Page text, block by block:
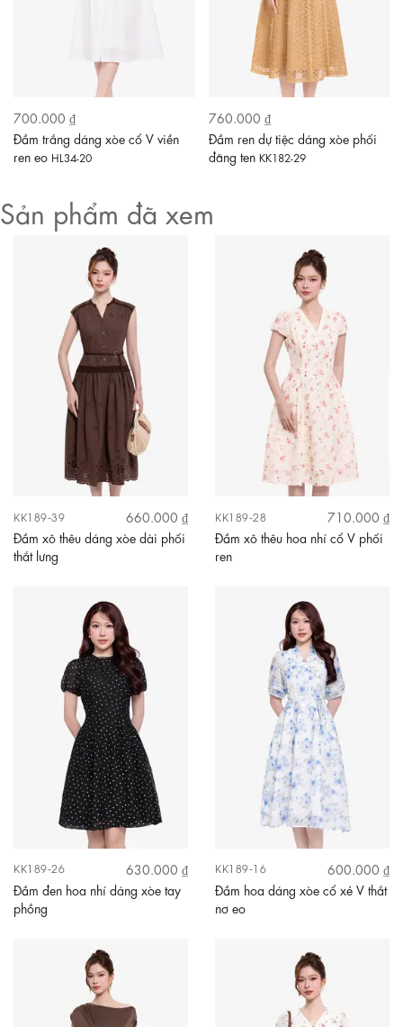
700.000 ₫
Đầm trắng dáng xòe cổ V viền
ren eo HL34-20
760.000 ₫
Đầm ren dự tiệc dáng xòe phối
đăng ten KK182-29
Sản phẩm đã xem
KK189-39
660.000 ₫
Đầm xô thêu dáng xòe dài phối
thắt lưng
KK189-28
710.000 ₫
Đầm xô thêu hoa nhí cổ V phối
ren
KK189-26
630.000 ₫
Đầm đen hoa nhí dáng xòe tay
phồng
KK189-16
600.000 ₫
Đầm hoa dáng xòe cổ xẻ V thắt
nơ eo